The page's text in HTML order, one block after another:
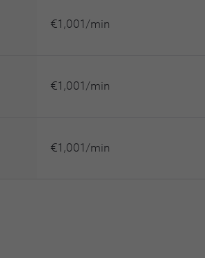
€1,001/min
€1,001/min
€1,001/min